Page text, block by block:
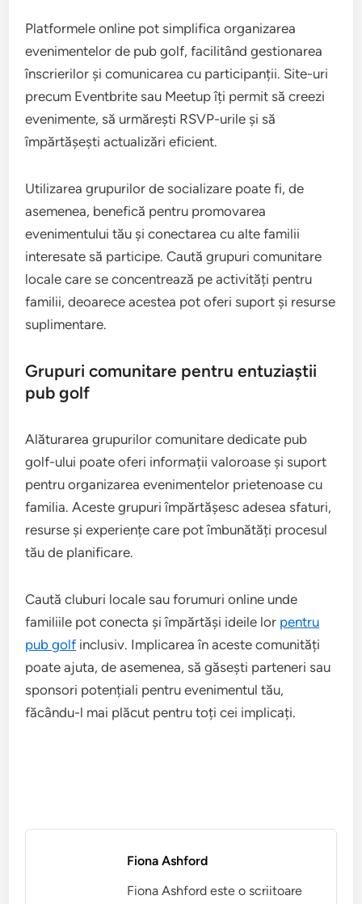
Platformele online pot simplifica organizarea
evenimentelor de pub golf, facilitând gestionarea
înscrierilor și comunicarea cu participanții. Site-uri
precum Eventbrite sau Meetup îți permit să creezi
evenimente, să urmărești RSVP-urile și să
împărtășești actualizări eficient.
Utilizarea grupurilor de socializare poate fi, de
asemenea, benefică pentru promovarea
evenimentului tău și conectarea cu alte familii
interesate să participe. Caută grupuri comunitare
locale care se concentrează pe activități pentru
familii, deoarece acestea pot oferi suport și resurse
suplimentare.
Grupuri comunitare pentru entuziaștii
pub golf
Alăturarea grupurilor comunitare dedicate pub
golf-ului poate oferi informații valoroase și suport
pentru organizarea evenimentelor prietenoase cu
familia. Aceste grupuri împărtășesc adesea sfaturi,
resurse și experiențe care pot îmbunătăți procesul
tău de planificare.
Caută cluburi locale sau forumuri online unde
familiile pot conecta și împărtăși ideile lor pentru
pub golf inclusiv. Implicarea în aceste comunități
poate ajuta, de asemenea, să găsești parteneri sau
sponsori potențiali pentru evenimentul tău,
făcându-l mai plăcut pentru toți cei implicați.
Fiona Ashford
Fiona Ashford este o scriitoare